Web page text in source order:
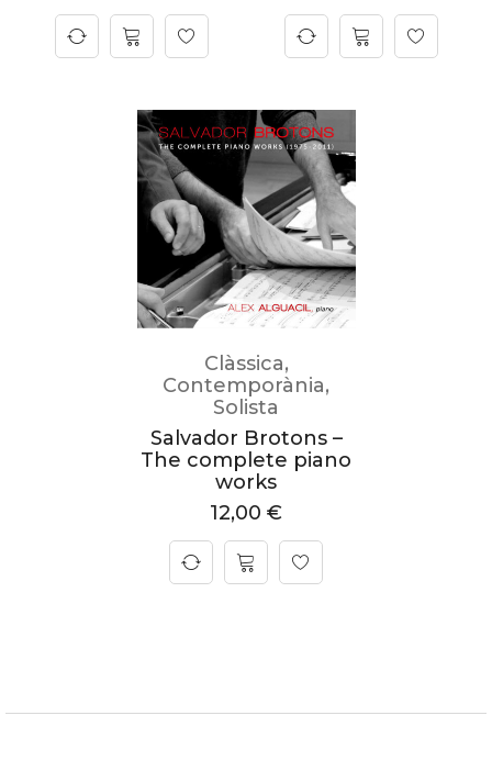
Clàssica,
Contemporània,
Solista
Salvador Brotons –
The complete piano
works
12,00 €